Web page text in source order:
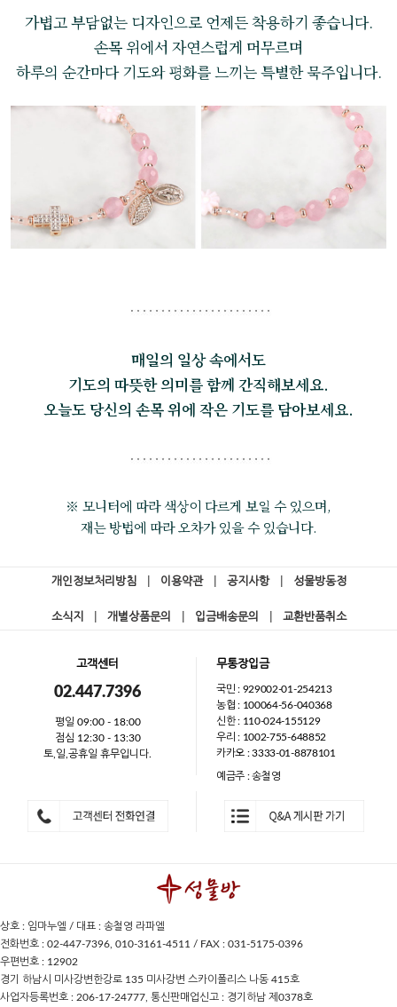
가볍고 부담없는 디자인으로 언제든 착용하기 좋습니다.
손목 위에서 자연스럽게 머무르며
하루의 순간마다 기도와 평화를 느끼는 특별한 묵주입니다.
매일의 일상 속에서도
기도의 따뜻한 의미를 함께 간직해보세요.
오늘도 당신의 손목 위에 작은 기도를 담아보세요.
※ 모니터에 따라 색상이 다르게 보일 수 있으며,
재는 방법에 따라 오차가 있을 수 있습니다.
개인정보처리방침 이용약관 공지사항 성물방동정
소식지 개별상품문의 입금배송문의 교환반품취소
고객센터
02.447.7396
평일 09:00 - 18:00
점심 12:30 - 13:30
토,일,공휴일 휴무입니다.
무통장입금
국민 : 929002-01-254213
농협 : 100064-56-040368
신한 : 110-024-155129
우리 : 1002-755-648852
카카오 : 3333-01-8878101
예금주 : 송철영
상호 : 임마누엘 / 대표 : 송철영 라파엘
전화번호 : 02-447-7396, 010-3161-4511 / FAX : 031-5175-0396
우편번호 : 12902
경기 하남시 미사강변한강로 135 미사강변 스카이폴리스 나동 415호
사업자등록번호 : 206-17-24777, 통신판매업신고 : 경기하남 제0378호